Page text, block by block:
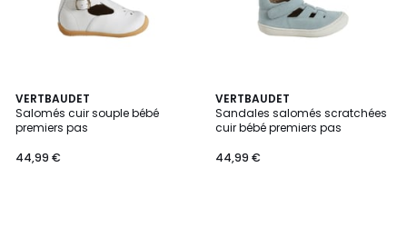
VERTBAUDET
Salomés cuir souple bébé
premiers pas
44,99 €
VERTBAUDET
Sandales salomés scratchées
cuir bébé premiers pas
44,99 €